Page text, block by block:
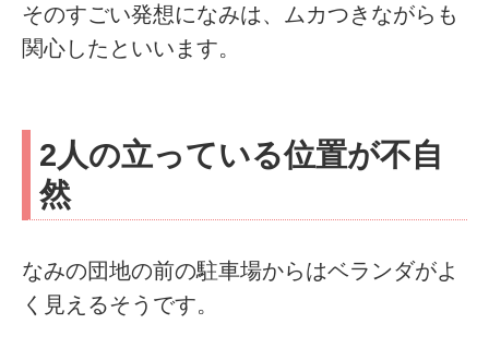
そのすごい発想になみは、ムカつきながらも
関心したといいます。
2人の立っている位置が不自
然
なみの団地の前の駐車場からはベランダがよ
く見えるそうです。